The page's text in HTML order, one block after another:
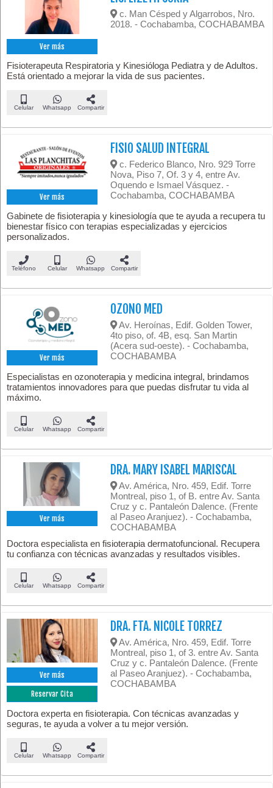
Ver más
c. Man Césped y Algarrobos, Nro.
2018. - Cochabamba, COCHABAMBA
Fisioterapeuta Respiratoria y Kinesióloga Pediatra y de Adultos.
Está orientado a mejorar la vida de sus pacientes.
Celular Whatsapp Compartir
Ver más
FISIO SALUD INTEGRAL
c. Federico Blanco, Nro. 929 Torre
Nova, Piso 7, Of. 3 y 4, entre Av.
Oquendo e Ismael Vásquez. -
Cochabamba, COCHABAMBA
Gabinete de fisioterapia y kinesiología que te ayuda a recupera tu
bienestar físico con terapias especializadas y ejercicios
personalizados.
Teléfono Celular Whatsapp Compartir
Ver más
OZONO MED
Av. Heroínas, Edif. Golden Tower,
4to piso, of. 4B, esq. San Martin
(Acera sud-oeste). - Cochabamba,
COCHABAMBA
Especialistas en ozonoterapia y medicina integral, brindamos
tratamientos innovadores para que puedas disfrutar tu vida al
máximo.
Celular Whatsapp Compartir
Ver más
DRA. MARY ISABEL MARISCAL
Av. América, Nro. 459, Edif. Torre
Montreal, piso 1, of B. entre Av. Santa
Cruz y c. Pantaleón Dalence. (Frente
al Paseo Aranjuez). - Cochabamba,
COCHABAMBA
Doctora especialista en fisioterapia dermatofuncional. Recupera
tu confianza con técnicas avanzadas y resultados visibles.
Celular Whatsapp Compartir
Ver más
Reservar Cita
DRA. FTA. NICOLE TORREZ
Av. América, Nro. 459, Edif. Torre
Montreal, piso 1, of 3. entre Av. Santa
Cruz y c. Pantaleón Dalence. (Frente
al Paseo Aranjuez). - Cochabamba,
COCHABAMBA
Doctora experta en fisioterapia. Con técnicas avanzadas y
seguras, te ayuda a volver a tu mejor versión.
Celular Whatsapp Compartir